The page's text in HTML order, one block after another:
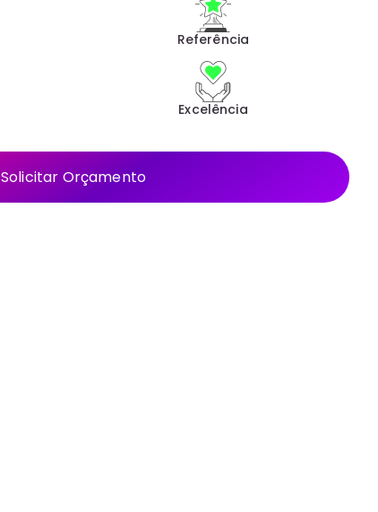
Referência
Excelência
Solicitar Orçamento